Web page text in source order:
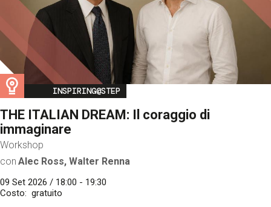
Image
INSPIRING@STEP
THE ITALIAN DREAM: Il coraggio di
immaginare
Workshop
con Alec Ross, Walter Renna
09 Set 2026 / 18:00 - 19:30
Costo
gratuito